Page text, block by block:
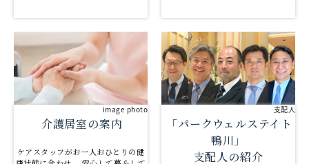
image photo
介護居室の案内
ケアスタッフがお一人おひとりの健
支配人
「パークウェルステイト
鴨川」
支配人の紹介